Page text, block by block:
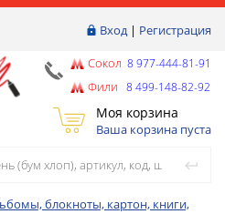
Вход| Регистрация
Сокол 8 977-444-81-91
Фили 8 499-148-82-92
Моя корзина
Ваша корзина пуста
блокноты, картон, книги,